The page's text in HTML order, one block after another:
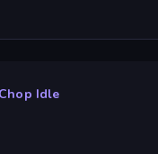
Idle